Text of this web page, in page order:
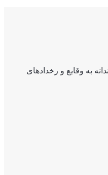
به وقایع و رخدادهای